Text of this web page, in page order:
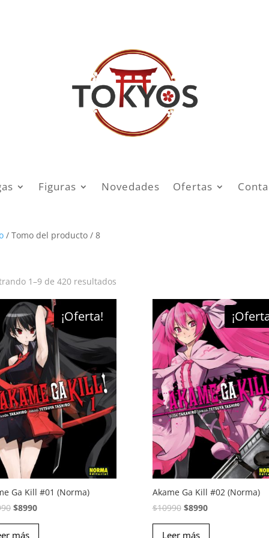
Figuras Novedades Ofertas
/ Tomo del producto / 8
1–9 de 420 resultados
¡Oferta!
Ga Kill #01 (Norma)
El
precio
original
$8990El
precio
más
Akame Ga Kill #02 (Norma)
$10990 El
precio
original
$8990El
precio
Leer más